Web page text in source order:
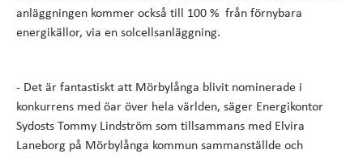
anläggningen kommer också till 100 % från förnybara
energikällor, via en solcellsanläggning.
- Det är fantastiskt att Mörbylånga blivit nominerade i
konkurrens med öar över hela världen, säger Energikontor
Sydosts Tommy Lindström som tillsammans med Elvira
Laneborg på Mörbylånga kommun sammanställde och